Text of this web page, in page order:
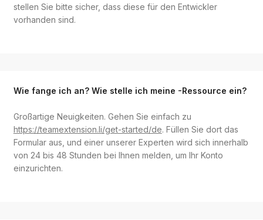
stellen Sie bitte sicher, dass diese für den Entwickler
vorhanden sind.
Wie fange ich an? Wie stelle ich meine -Ressource ein?
Großartige Neuigkeiten. Gehen Sie einfach zu
https://teamextension.li/get-started/de. Füllen Sie dort das
Formular aus, und einer unserer Experten wird sich innerhalb
von 24 bis 48 Stunden bei Ihnen melden, um Ihr Konto
einzurichten.